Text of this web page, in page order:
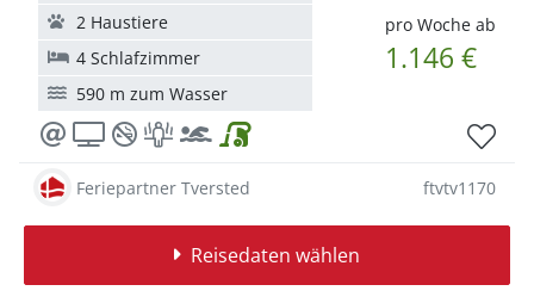
pro Woche ab
1.146 €
2 Haustiere
4 Schlafzimmer
590 m zum Wasser
Feriepartner Tversted ftvtv1170
Reisedaten wählen